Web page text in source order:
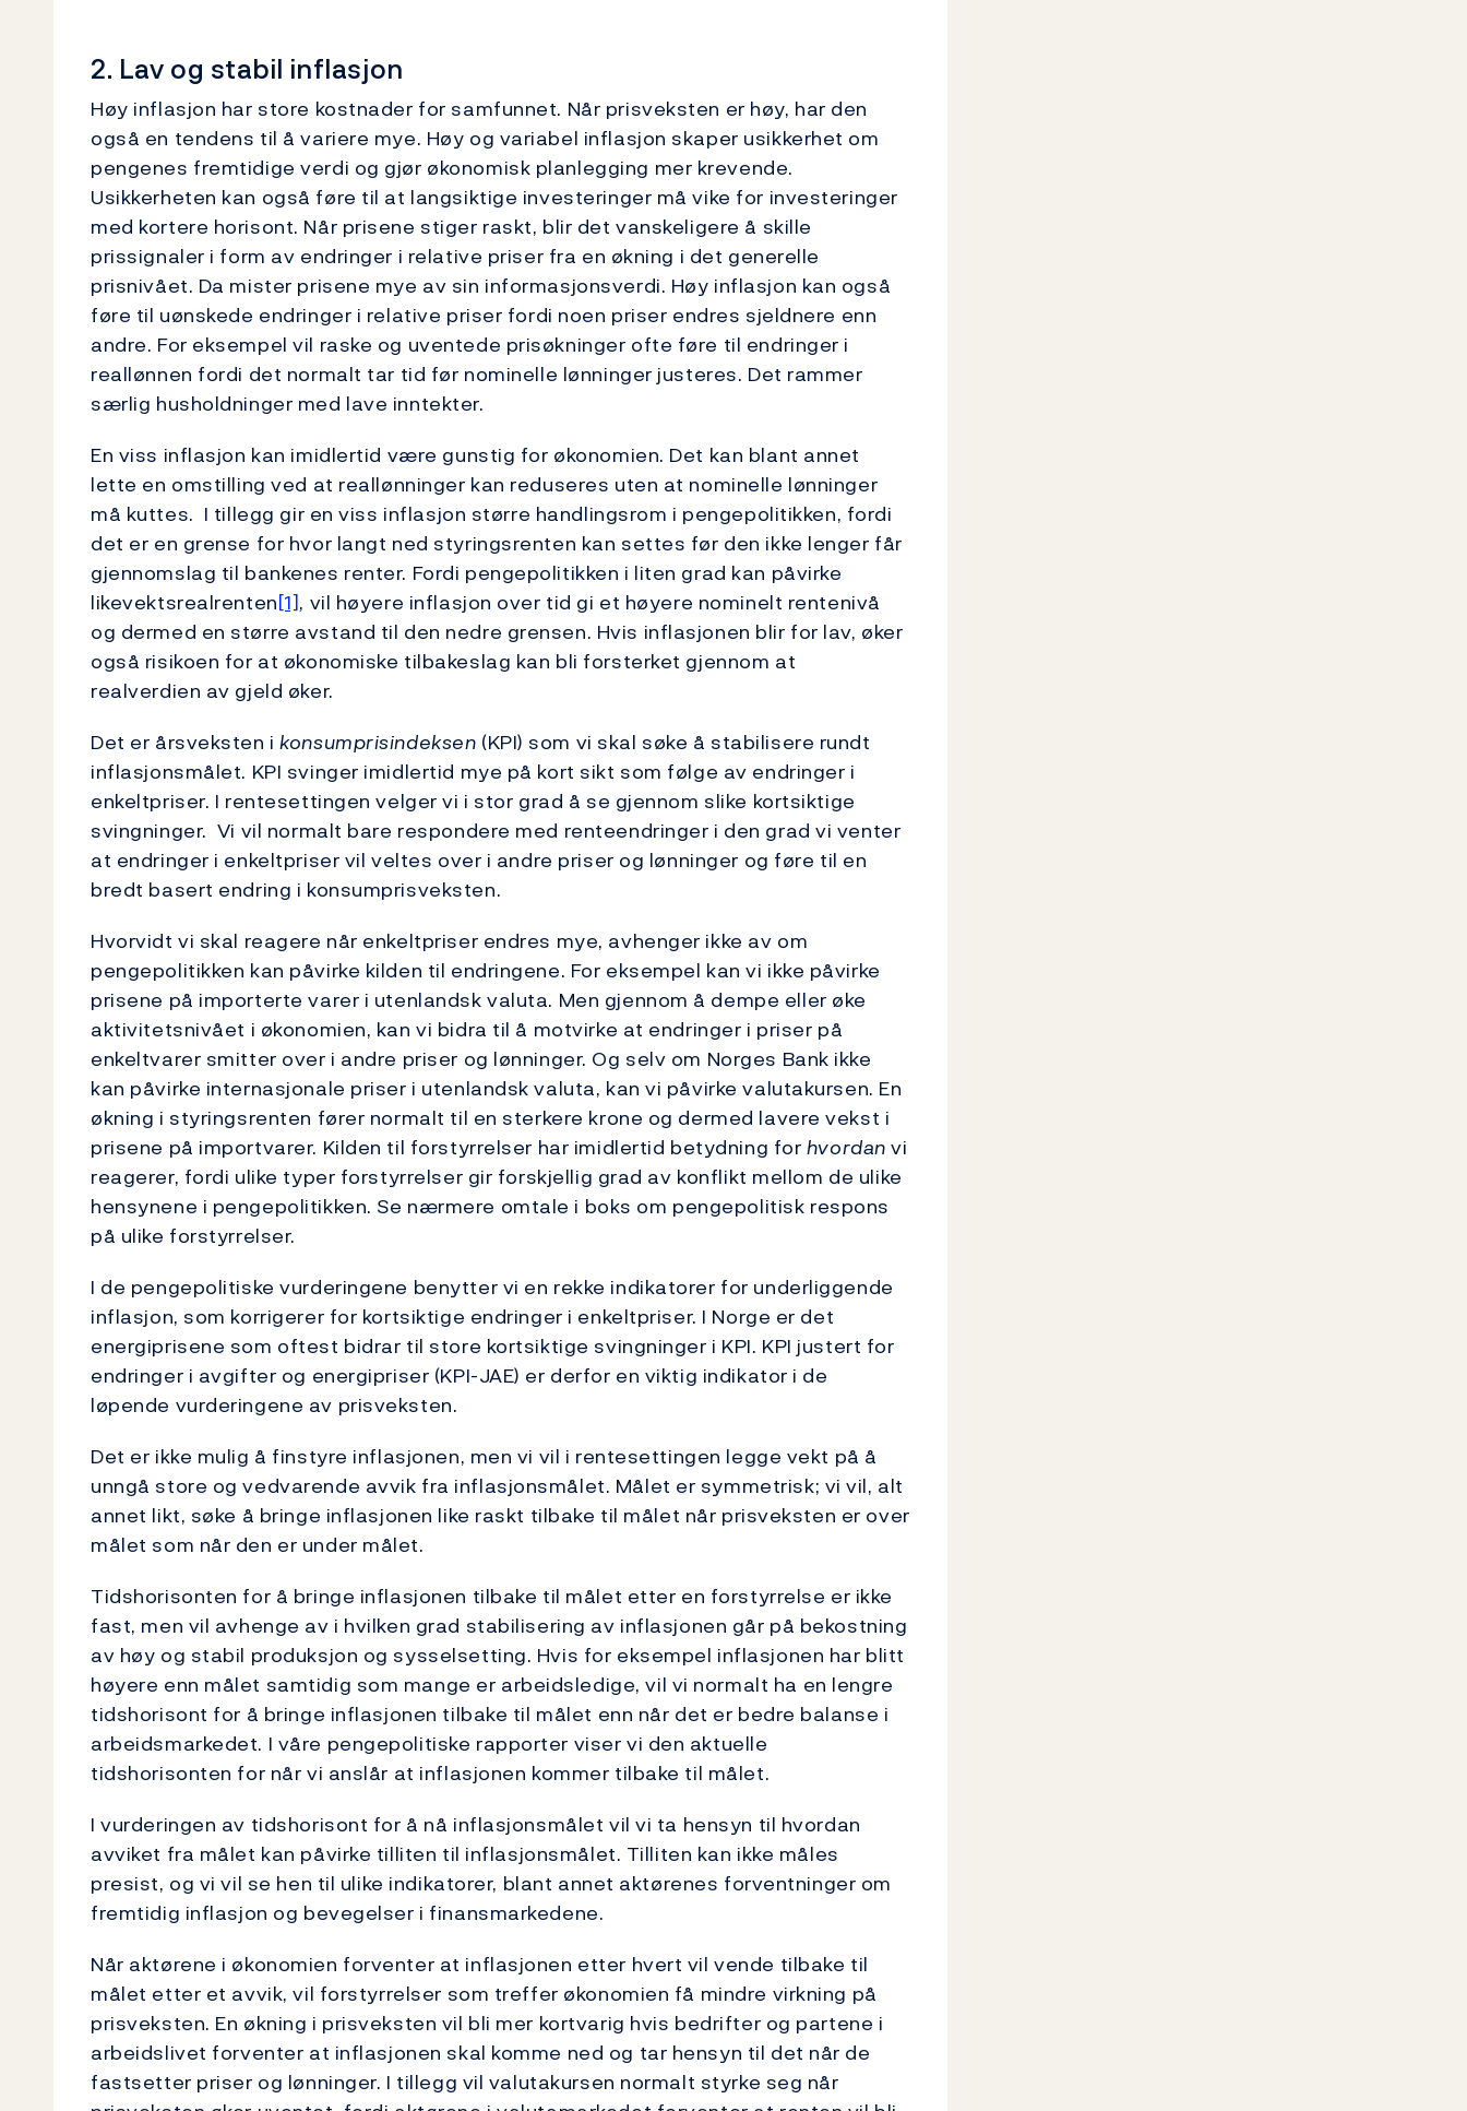
2. Lav og stabil inflasjon
Høy inflasjon har store kostnader for samfunnet. Når prisveksten er høy, har den
også en tendens til å variere mye. Høy og variabel inflasjon skaper usikkerhet om
pengenes fremtidige verdi og gjør økonomisk planlegging mer krevende.
Usikkerheten kan også føre til at langsiktige investeringer må vike for investeringer
med kortere horisont. Når prisene stiger raskt, blir det vanskeligere å skille
prissignaler i form av endringer i relative priser fra en økning i det generelle
prisnivået. Da mister prisene mye av sin informasjonsverdi. Høy inflasjon kan også
føre til uønskede endringer i relative priser fordi noen priser endres sjeldnere enn
andre. For eksempel vil raske og uventede prisøkninger ofte føre til endringer i
reallønnen fordi det normalt tar tid før nominelle lønninger justeres. Det rammer
særlig husholdninger med lave inntekter.
En viss inflasjon kan imidlertid være gunstig for økonomien. Det kan blant annet
lette en omstilling ved at reallønninger kan reduseres uten at nominelle lønninger
må kuttes. I tillegg gir en viss inflasjon større handlingsrom i pengepolitikken, fordi
det er en grense for hvor langt ned styringsrenten kan settes før den ikke lenger får
gjennomslag til bankenes renter. Fordi pengepolitikken i liten grad kan påvirke
likevektsrealrenten[1], vil høyere inflasjon over tid gi et høyere nominelt rentenivå
og dermed en større avstand til den nedre grensen. Hvis inflasjonen blir for lav, øker
også risikoen for at økonomiske tilbakeslag kan bli forsterket gjennom at
realverdien av gjeld øker.
Det er årsveksten ikonsumprisindeksen (KPI) som vi skal søke å stabilisere rundt
inflasjonsmålet. KPI svinger imidlertid mye på kort sikt som følge av endringer i
enkeltpriser. I rentesettingen velger vi i stor grad å se gjennom slike kortsiktige
svingninger. Vi vil normalt bare respondere med renteendringer i den grad vi venter
at endringer i enkeltpriser vil veltes over i andre priser og lønninger og føre til en
bredt basert endring i konsumprisveksten.
Hvorvidt vi skal reagere når enkeltpriser endres mye, avhenger ikke av om
pengepolitikken kan påvirke kilden til endringene. For eksempel kan vi ikke påvirke
prisene på importerte varer i utenlandsk valuta. Men gjennom å dempe eller øke
aktivitetsnivået i økonomien, kan vi bidra til å motvirke at endringer i priser på
enkeltvarer smitter over i andre priser og lønninger. Og selv om Norges Bank ikke
kan påvirke internasjonale priser i utenlandsk valuta, kan vi påvirke valutakursen. En
økning i styringsrenten fører normalt til en sterkere krone og dermed lavere vekst i
prisene på importvarer. Kilden til forstyrrelser har imidlertid betydning forhvordanvi
reagerer, fordi ulike typer forstyrrelser gir forskjellig grad av konflikt mellom de ulike
hensynene i pengepolitikken. Se nærmere omtale i boks om pengepolitisk respons
på ulike forstyrrelser.
I de pengepolitiske vurderingene benytter vi en rekke indikatorer for underliggende
inflasjon, som korrigerer for kortsiktige endringer i enkeltpriser. I Norge er det
energiprisene som oftest bidrar til store kortsiktige svingninger i KPI. KPI justert for
endringer i avgifter og energipriser (KPI-JAE) er derfor en viktig indikator i de
løpende vurderingene av prisveksten.
Det er ikke mulig å finstyre inflasjonen, men vi vil i rentesettingen legge vekt på å
unngå store og vedvarende avvik fra inflasjonsmålet. Målet er symmetrisk; vi vil, alt
annet likt, søke å bringe inflasjonen like raskt tilbake til målet når prisveksten er over
målet som når den er under målet.
Tidshorisonten for å bringe inflasjonen tilbake til målet etter en forstyrrelse er ikke
fast, men vil avhenge av i hvilken grad stabilisering av inflasjonen går på bekostning
av høy og stabil produksjon og sysselsetting. Hvis for eksempel inflasjonen har blitt
høyere enn målet samtidig som mange er arbeidsledige, vil vi normalt ha en lengre
tidshorisont for å bringe inflasjonen tilbake til målet enn når det er bedre balanse i
arbeidsmarkedet. I våre pengepolitiske rapporter viser vi den aktuelle
tidshorisonten for når vi anslår at inflasjonen kommer tilbake til målet.
I vurderingen av tidshorisont for å nå inflasjonsmålet vil vi ta hensyn til hvordan
avviket fra målet kan påvirke tilliten til inflasjonsmålet. Tilliten kan ikke måles
presist, og vi vil se hen til ulike indikatorer, blant annet aktørenes forventninger om
fremtidig inflasjon og bevegelser i finansmarkedene.
Når aktørene i økonomien forventer at inflasjonen etter hvert vil vende tilbake til
målet etter et avvik, vil forstyrrelser som treffer økonomien få mindre virkning på
prisveksten. En økning i prisveksten vil bli mer kortvarig hvis bedrifter og partene i
arbeidslivet forventer at inflasjonen skal komme ned og tar hensyn til det når de
fastsetter priser og lønninger. I tillegg vil valutakursen normalt styrke seg når